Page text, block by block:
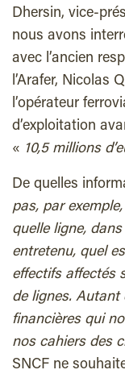
Dhersin, vice-
nous avons
avec l’ancien
l’Arafer, Nicolas
l’opérateur
d’exploitation
« 10,5 millions
De quelles
pas, par
quelle ligne,
entretenu, quel
effectifs affectés
de lignes. Autant
financières qui
nos cahiers des
SNCF ne